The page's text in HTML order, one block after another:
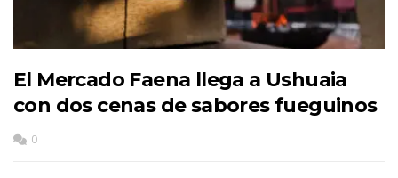
El Mercado Faena llega a Ushuaia
con dos cenas de sabores fueguinos
0